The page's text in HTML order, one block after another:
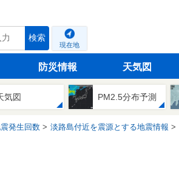
検索
現在地
防災情報 天気図
気図 PM2.5分布予測
発生回数 淡路島付近を震源とする地震情報